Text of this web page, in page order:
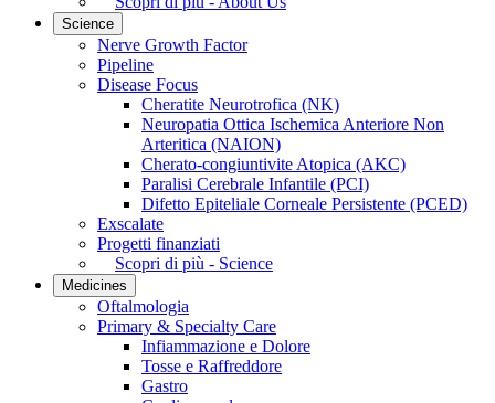
Science
Nerve Growth Factor
Pipeline
Disease Focus
Cheratite Neurotrofica (NK)
Neuropatia Ottica Ischemica Anteriore Non
Arteritica (NAION)
Cherato-congiuntivite Atopica (AKC)
Paralisi Cerebrale Infantile (PCI)
Difetto Epiteliale Corneale Persistente (PCED)
Exscalate
Progetti finanziati
Scopri di più - Science
Medicines
Oftalmologia
Primary & Specialty Care
Infiammazione e Dolore
Tosse e Raffreddore
Gastro